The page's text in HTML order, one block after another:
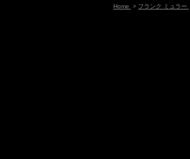
Home > フランク ミュラー